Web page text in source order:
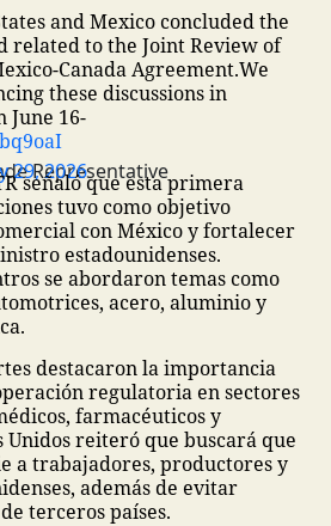
and Mexico concluded the
to the Joint Review of
Canada Agreement.We
these discussions in
June 16-
29, 2026
señaló que esta primera
tuvo como objetivo
con México y fortalecer
estadounidenses.
se abordaron temas como
acero, aluminio y
destacaron la importancia
regulatoria en sectores
farmacéuticos y
Unidos reiteró que buscará que
a trabajadores, productores y
además de evitar
terceros países.